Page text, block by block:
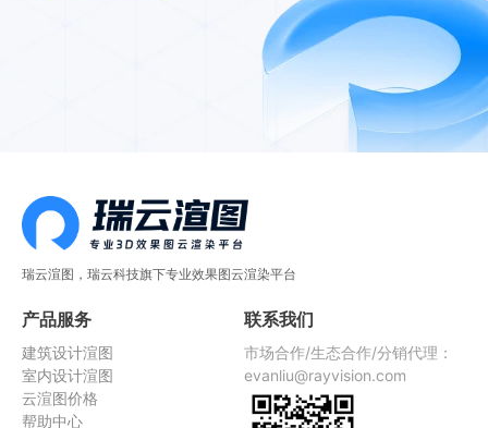
瑞云渲图，瑞云科技旗下专业效果图云渲染平台
产品服务
建筑设计渲图
室内设计渲图
云渲图价格
帮助中心
联系我们
市场合作/生态合作/分销代理：
evanliu@rayvision.com